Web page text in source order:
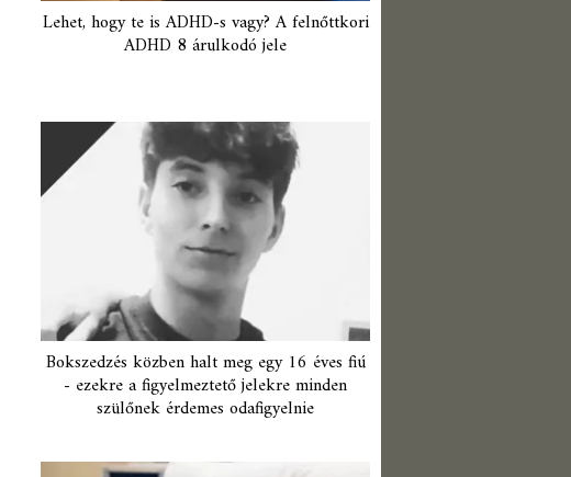
Lehet, hogy te is ADHD-s vagy? A felnőttkori
ADHD 8 árulkodó jele
Bokszedzés közben halt meg egy 16 éves fiú
- ezekre a figyelmeztető jelekre minden
szülőnek érdemes odafigyelnie